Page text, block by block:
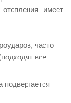
имеет
часто
все
подвергается